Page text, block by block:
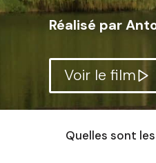
Réalisé par
Voir le film
Quelles sont